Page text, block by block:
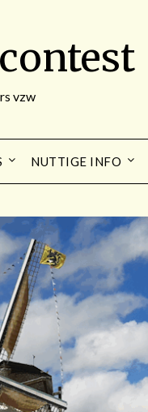
vzw
NUTTIGE INFO